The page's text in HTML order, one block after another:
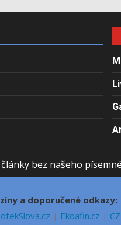
bez našeho
a doporučené odkazy:
| Ekoafin.cz |